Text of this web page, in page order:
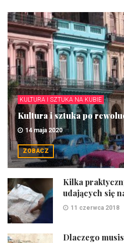
KULTURA I SZTUKA NA KUBIE
Kultura i sztuka po
14 maja 2020
ZOBACZ
Kilka
udających się
11 czerwca 2018
Dlaczego